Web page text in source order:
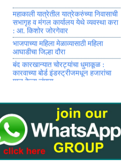
भेट
महाकाली यात्रेतील यात्रेकरुंच्या निवासाची
सभागृह व मंगल कार्यालय येथे व्यवस्था करा
: आ. किशोर जोरगेवार
भाजपाच्या महिला मेळाव्यासाठी महिला
आघाडीचा जिल्हा दौरा
बंद कारखान्यात चोरट्यांचा धुमाकूळ :
कारवाच्या बोर्ड इंडस्ट्रीजमधून हजारांचा
बल्लारपूर पोलिसांचा सापळा : तेलंगणात नेली
जाणारी अवैध दारू पकडली, ५.२३ लाखांचा
मुद्देमाल जप्त
मतदार नोंदणी व जनजागृती अभियानामध्ये
उत्कृष्ट कामगिरी
चारित्र्याच्या संशयातून पत्नीची निर्घृण हत्या :
पतीला जन्मठेप